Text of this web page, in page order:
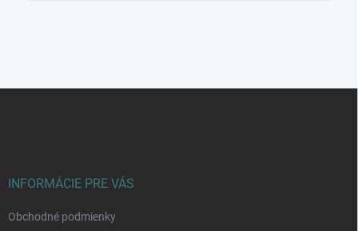
INFORMÁCIE PRE VÁS
Obchodné podmienky